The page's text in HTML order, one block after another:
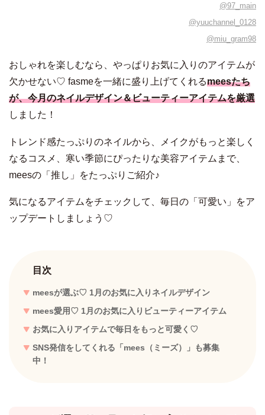
@97_main
@yuuchannel_0128
@miu_gram98
おしゃれを楽しむなら、やっぱりお気に入りのアイテムが
欠かせない♡ fasmeを一緒に盛り上げてくれるmeesたち
が、今月のネイルデザイン＆ビューティーアイテムを厳選
しました！
トレンド感たっぷりのネイルから、メイクがもっと楽しく
なるコスメ、寒い季節にぴったりな美容アイテムまで、
meesの「推し」をたっぷりご紹介♪
気になるアイテムをチェックして、毎日の「可愛い」をア
ップデートしましょう♡
目次
meesが選ぶ♡ 1月のお気に入りネイルデザイン
mees愛用♡ 1月のお気に入りビューティーアイテム
お気に入りアイテムで毎日をもっと可愛く♡
SNS発信をしてくれる「mees（ミーズ）」も募集
中！